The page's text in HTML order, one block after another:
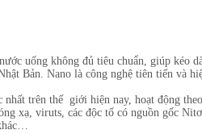
uống không đủ tiêu chuẩn, giúp kéo
Bản. Nano là công nghệ tiên tiến và
trên thế giới hiện nay, hoạt động
xạ, viruts, các độc tố có nguồn gốc